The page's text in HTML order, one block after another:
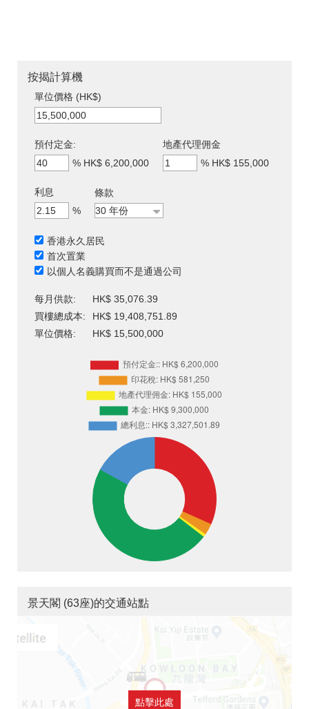
按揭計算機
單位價格 (HK$)
預付定金:
% HK$ 6,200,000
地產代理佣金
% HK$ 155,000
利息
%
條款
香港永久居民
首次置業
以個人名義購買而不是通過公司
每月供款:
HK$ 35,076.39
買樓總成本:
HK$ 19,408,751.89
單位價格:
HK$ 15,500,000
景天閣 (63座)的交通站點
點擊此處